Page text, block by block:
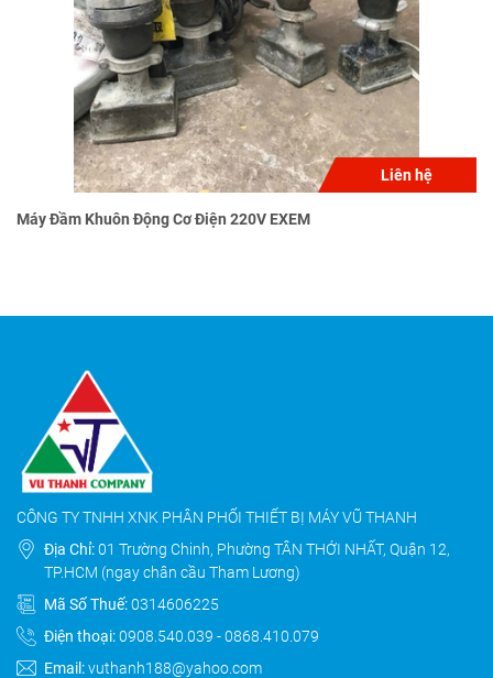
Liên hệ
Máy Đầm Khuôn Động Cơ Điện 220V EXEM
CÔNG TY TNHH XNK PHÂN PHỐI THIẾT BỊ MÁY VŨ THANH
Địa Chỉ:01 Trường Chinh, Phường TÂN THỚI NHẤT, Quận 12,
TP.HCM (ngay chân cầu Tham Lương)
Mã Số Thuế:0314606225
Điện thoại:0908.540.039 -0868.410.079
Email:vuthanh188@yahoo.com